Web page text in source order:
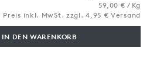
59,00 € / Kg
Preis inkl. MwSt. zzgl. 4,95 € Versand
IN DEN WARENKORB